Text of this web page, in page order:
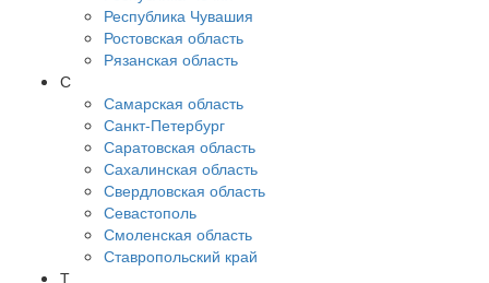
Республика Чувашия
Ростовская область
Рязанская область
С
Самарская область
Санкт-Петербург
Саратовская область
Сахалинская область
Свердловская область
Севастополь
Смоленская область
Ставропольский край
Т